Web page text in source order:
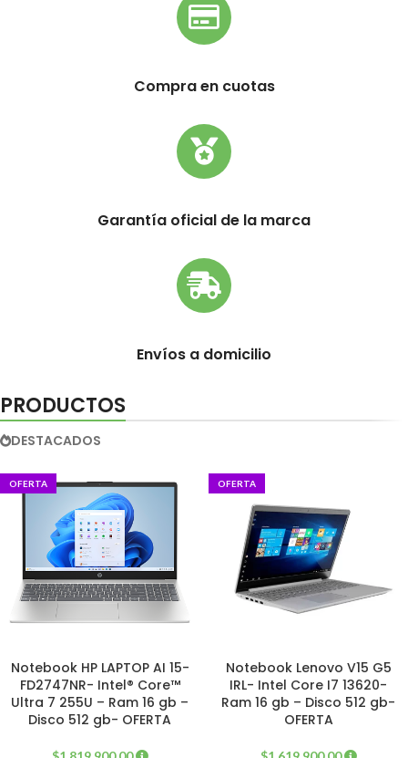
Compra en cuotas
Garantía oficial de la marca
Envíos a domicilio
PRODUCTOS
DESTACADOS
OFERTA
Notebook HP LAPTOP AI 15-
FD2747NR- Intel® Core™
Ultra 7 255U – Ram 16 gb –
Disco 512 gb- OFERTA
OFERTA
Notebook Lenovo V15 G5
IRL- Intel Core I7 13620-
Ram 16 gb – Disco 512 gb-
OFERTA